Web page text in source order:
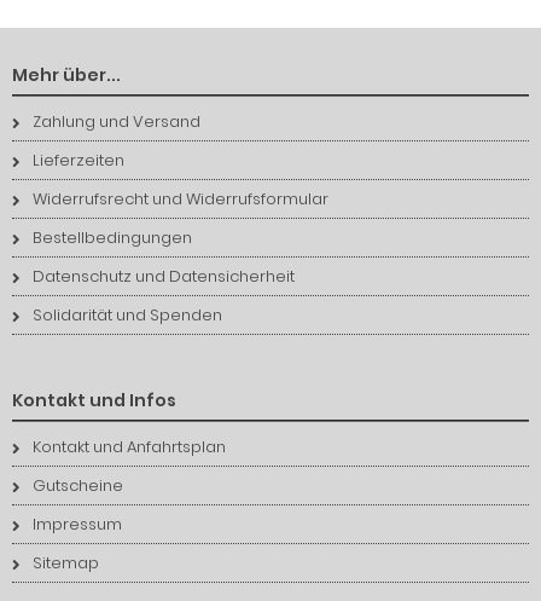
Mehr über...
Zahlung und Versand
Lieferzeiten
Widerrufsrecht und Widerrufsformular
Bestellbedingungen
Datenschutz und Datensicherheit
Solidarität und Spenden
Kontakt und Infos
Kontakt und Anfahrtsplan
Gutscheine
Impressum
Sitemap